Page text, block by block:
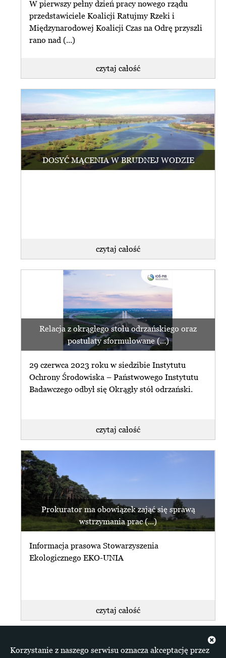
W pierwszy pełny dzień pracy nowego rządu
przedstawiciele Koalicji Ratujmy Rzeki i
Międzynarodowej Koalicji Czas na Odrę przyszli
rano nad (...)
czytaj całość
DOSYĆ MĄCENIA W BRUDNEJ WODZIE
czytaj całość
Relacja z okrągłego stołu odrzańskiego oraz
postulaty sformułowane (...)
29 czerwca 2023 roku w siedzibie Instytutu
Ochrony Środowiska – Państwowego Instytutu
Badawczego odbył się Okrągły stół odrzański.
czytaj całość
Prokurator ma obowiązek zająć się sprawą
wstrzymania prac (...)
Informacja prasowa Stowarzyszenia
Ekologicznego EKO-UNIA
czytaj całość
Korzystanie z naszego serwisu oznacza akceptację przez